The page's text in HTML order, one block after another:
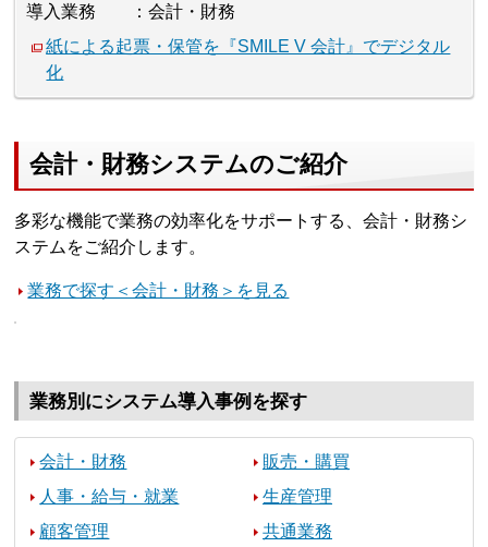
導入業務
会計・財務
紙による起票・保管を『SMILE V 会計』でデジタル
化
会計・財務システムのご紹介
多彩な機能で業務の効率化をサポートする、会計・財務シ
ステムをご紹介します。
業務で探す＜会計・財務＞を見る
業務別にシステム導入事例を探す
会計・財務
販売・購買
人事・給与・就業
生産管理
顧客管理
共通業務